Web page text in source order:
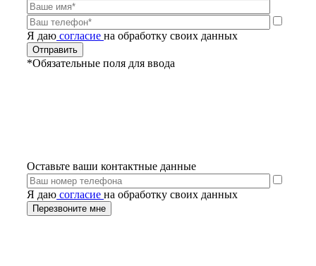
Я даю согласие на обработку своих данных
*Обязательные поля для ввода
Оставьте ваши контактные данные
Я даю согласие на обработку своих данных